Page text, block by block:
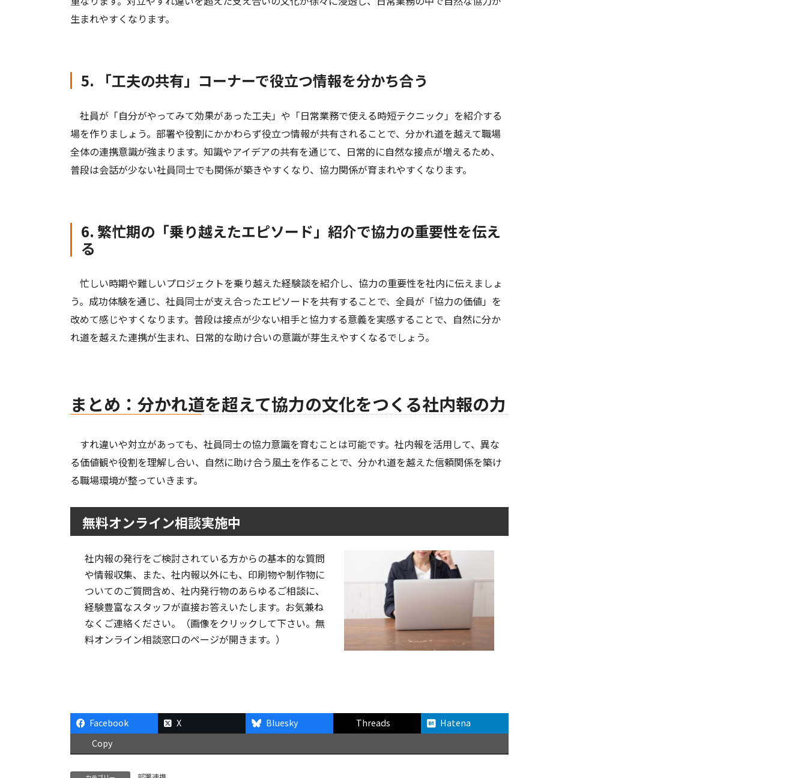
生まれやすくなります。
5. 「工夫の共有」コーナーで役立つ情報を分かち合う
社員が「自分がやってみて効果があった工夫」や「日常業務で使える時短テクニック」を紹介する
場を作りましょう。部署や役割にかかわらず役立つ情報が共有されることで、分かれ道を越えて職場
全体の連携意識が強まります。知識やアイデアの共有を通じて、日常的に自然な接点が増えるため、
普段は会話が少ない社員同士でも関係が築きやすくなり、協力関係が育まれやすくなります。
6. 繁忙期の「乗り越えたエピソード」紹介で協力の重要性を伝え
る
忙しい時期や難しいプロジェクトを乗り越えた経験談を紹介し、協力の重要性を社内に伝えましょ
う。成功体験を通じ、社員同士が支え合ったエピソードを共有することで、全員が「協力の価値」を
改めて感じやすくなります。普段は接点が少ない相手と協力する意義を実感することで、自然に分か
れ道を越えた連携が生まれ、日常的な助け合いの意識が芽生えやすくなるでしょう。
まとめ：分かれ道を超えて協力の文化をつくる社内報の力
すれ違いや対立があっても、社員同士の協力意識を育むことは可能です。社内報を活用して、異な
る価値観や役割を理解し合い、自然に助け合う風土を作ることで、分かれ道を越えた信頼関係を築け
る職場環境が整っていきます。
無料オンライン相談実施中
社内報の発行をご検討されている方からの基本的な質問
や情報収集、また、社内報以外にも、印刷物や制作物に
ついてのご質問含め、社内発行物のあらゆるご相談に、
経験豊富なスタッフが直接お答えいたします。お気兼ね
なくご連絡ください。（画像をクリックして下さい。無
料オンライン相談窓口のページが開きます。）
Facebook X Bluesky Threads
Hatena
Copy